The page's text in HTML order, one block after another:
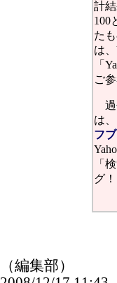
計
100
た
は
「
ご
過
は、
フ
「
グ
（編集部）